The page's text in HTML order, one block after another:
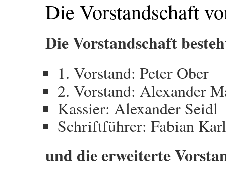
Die Vorstandschaft
Die Vorstandschaft
1. Vorstand: Peter Ober
2. Vorstand: Alexander
Kassier: Alexander Seidl
Schriftführer: Fabian Karl
und die erweiterte